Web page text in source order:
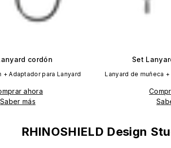
cordón
+ Adaptador para Lanyard
ahora
Saber más
Set
Lanyard de muñeca
RHINOSHIELD Design